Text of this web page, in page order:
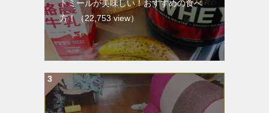
トミールが美味しい！おすすめの食べ
方！
（22,753 view）